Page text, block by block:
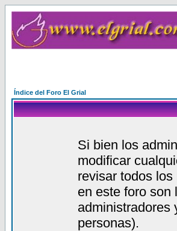
Índice del Foro El Grial
Si bien los
modificar
revisar todos
en este foro son
administradores
personas).